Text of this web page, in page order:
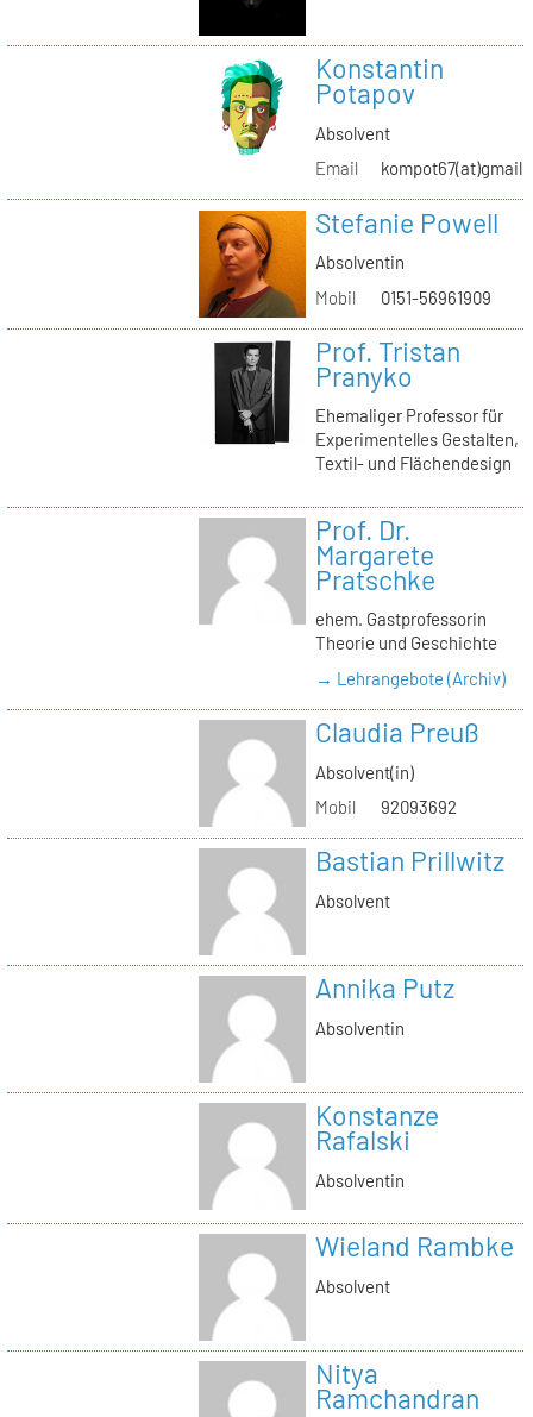
Konstantin
Potapov
Absolvent
Email
Stefanie Powell
Absolventin
Mobil
0151-56961909
Prof. Tristan
Pranyko
Ehemaliger Professor für
Experimentelles Gestalten,
Textil- und Flächendesign
Prof. Dr.
Margarete
Pratschke
ehem. Gastprofessorin
Theorie und Geschichte
→ Lehrangebote (Archiv)
Claudia Preuß
Absolvent(in)
Mobil
92093692
Bastian Prillwitz
Absolvent
Annika Putz
Absolventin
Konstanze
Rafalski
Absolventin
Wieland Rambke
Absolvent
Nitya
Ramchandran